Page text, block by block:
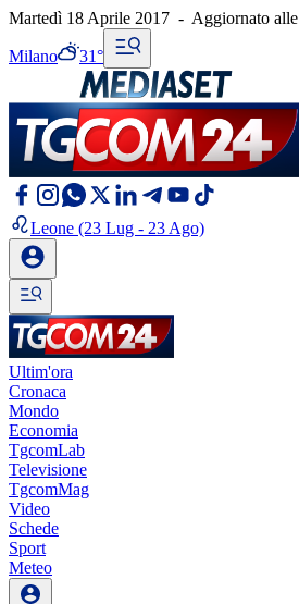
Martedì 18 Aprile 2017 - Aggiornato alle
Milano 31°
Leone (23 Lug - 23 Ago)
Ultim'ora
Cronaca
Mondo
Economia
TgcomLab
Televisione
TgcomMag
Video
Schede
Sport
Meteo